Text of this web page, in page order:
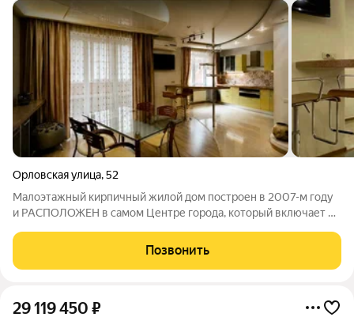
Орловская улица,52
Малоэтажный кирпичный жилой дом построен в 2007-м году
и РАСПОЛОЖЕН в самом Центре города, который включает в
Детские сады № 90, № 18, № 192, № 31, № 172, № 160, -
Среднюю общеобразовательную школу
Позвонить
29 119 450 ₽